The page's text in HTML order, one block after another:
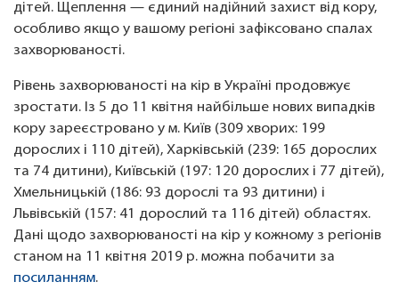
дітей. Щеплення — єдиний надійний захист від кору,
особливо якщо у вашому регіоні зафіксовано спалах
захворюваності.
Рівень захворюваності на кір в Україні продовжує
зростати. Із 5 до 11 квітня найбільше нових випадків
кору зареєстровано у м. Київ (309 хворих: 199
дорослих і 110 дітей), Харківській (239: 165 дорослих
та 74 дитини), Київській (197: 120 дорослих і 77 дітей),
Хмельницькій (186: 93 дорослі та 93 дитини) і
Львівській (157: 41 дорослий та 116 дітей) областях.
Дані щодо захворюваності на кір у кожному з регіонів
станом на 11 квітня 2019 р. можна побачити за
посиланням.